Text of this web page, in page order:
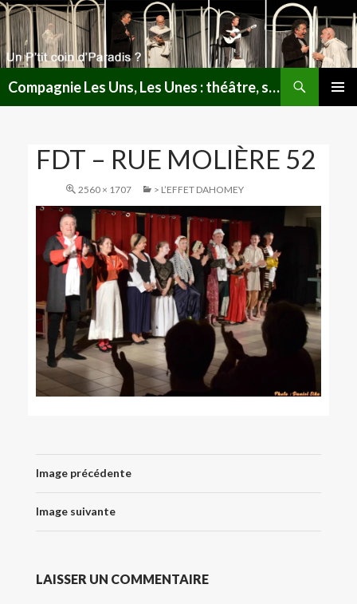
Compagnie Les Uns, Les Unes : théâtre, spectacles, lectures publiques en Lorraine
FDT – RUE MOLIÈRE 52
2560 × 1707 > L’EFFET DAHOMEY
Image précédente
Image suivante
LAISSER UN COMMENTAIRE